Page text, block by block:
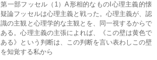
第一部フッセル（1）A形相的なものI心理主義的懐
疑論フッセルは心理主義と戦った。心理主義が、認
識の主観と心理学的な主観とを、同一視するからで
ある。心理主義の主張によれば、《この壁は黄色で
ある》という判断は、この判断を言い表わしこの壁
を知覚する私から